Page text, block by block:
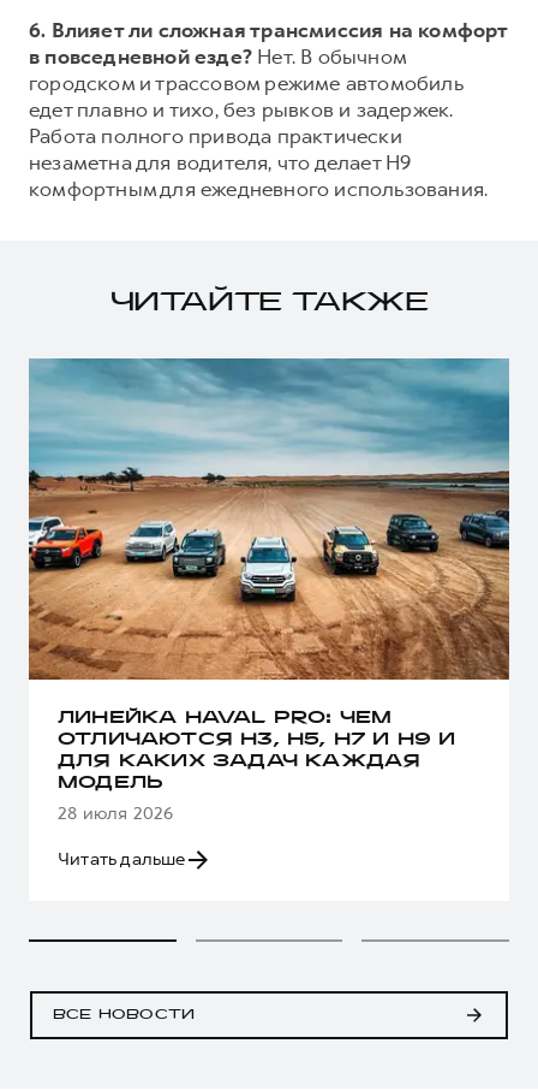
6. Влияет ли сложная трансмиссия на комфорт
в повседневной езде? Нет. В обычном
городском и трассовом режиме автомобиль
едет плавно и тихо, без рывков и задержек.
Работа полного привода практически
незаметна для водителя, что делает H9
комфортным для ежедневного использования.
ЧИТАЙТЕ ТАКЖЕ
ЛИНЕЙКА HAVAL PRO: ЧЕМ
ОТЛИЧАЮТСЯ H3, H5, H7 И H9 И
ДЛЯ КАКИХ ЗАДАЧ КАЖДАЯ
МОДЕЛЬ
28 июля 2026
Читать дальше
ВСЕ НОВОСТИ